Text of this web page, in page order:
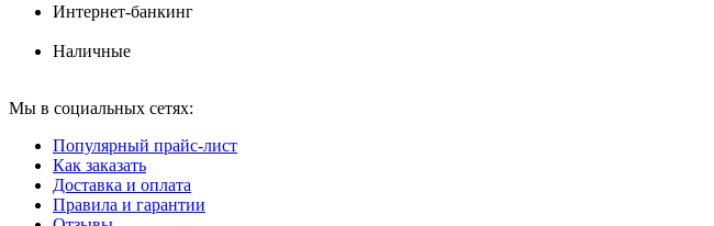
Интернет-банкинг
Наличные
Мы в социальных сетях:
Популярный прайс-лист
Как заказать
Доставка и оплата
Правила и гарантии